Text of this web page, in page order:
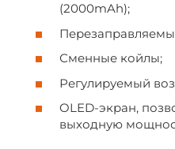
(2000mAh);
Сменные койлы;
Регулируемый
OLED-экран,
выходную